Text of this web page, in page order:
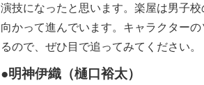
演技になったと思います。楽屋は男子
向かって進んでいます。キャラクター
るので、ぜひ目で追ってみてください。
●明神伊織（樋口裕太）